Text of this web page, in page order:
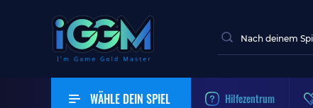
WÄHLE DEIN SPIEL Hilfezentrum